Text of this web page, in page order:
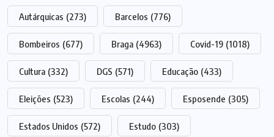
Autárquicas (273) Barcelos (776)
Bombeiros (677) Braga (4963) Covid-19 (1018)
Cultura (332) DGS (571) Educação (433)
Eleições (523) Escolas (244) Esposende (305)
Estados Unidos (572) Estudo (303)